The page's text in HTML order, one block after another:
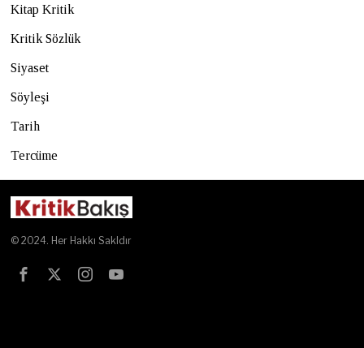
Kitap Kritik
Kritik Sözlük
Siyaset
Söyleşi
Tarih
Tercüme
© 2024. Her Hakkı Sakldır